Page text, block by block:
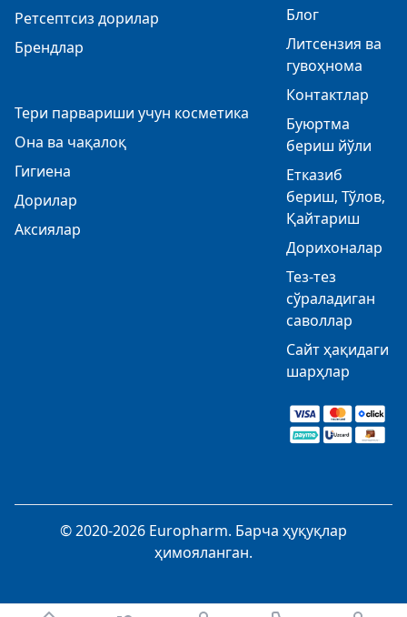
Ретсептсиз дорилар
Брендлар
Тери парвариши учун косметика
Она ва чақалоқ
Гигиена
Дорилар
Аксиялар
Блог
Литсензия ва
гувоҳнома
Контактлар
Буюртма
бериш йўли
Етказиб
бериш, Тўлов,
Қайтариш
Дорихоналар
Тез-тез
сўраладиган
саволлар
Сайт ҳақидаги
шарҳлар
© 2020-2026 Europharm. Барча ҳуқуқлар
ҳимояланган.